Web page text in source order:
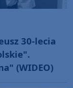
30-lecia
(WIDEO)